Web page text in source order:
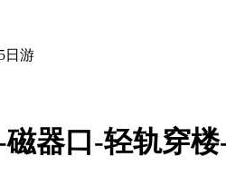
日游
器口-轻轨穿